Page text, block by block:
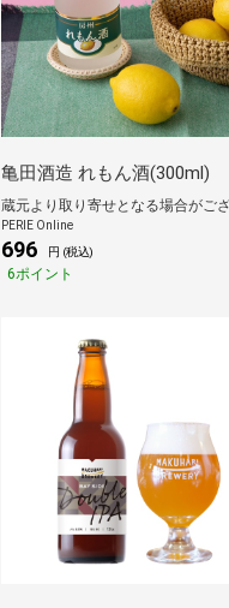
亀田酒造 れもん酒(300ml)
PERIE Online
696 円 (税込)
6ポイント